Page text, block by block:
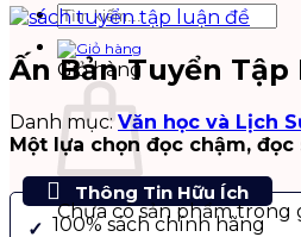
Tìm
kiếm:
Giỏ hàng
Chưa có sản phẩm trong
Ấn Bản Tuyển Tập
Danh mục:Văn học và Lịch
Một lựa chọn đọc chậm,
Thông Tin Hữu Ích
100% sách chính hãng